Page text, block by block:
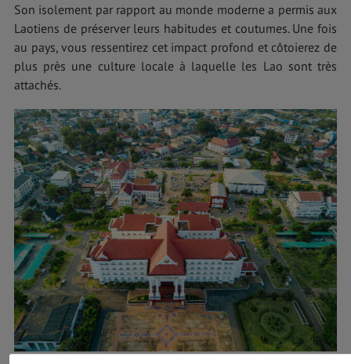
Son isolement par rapport au monde moderne a permis aux
Laotiens de préserver leurs habitudes et coutumes. Une fois
au pays, vous ressentirez cet impact profond et côtoierez de
plus près une culture locale à laquelle les Lao sont très
attachés.